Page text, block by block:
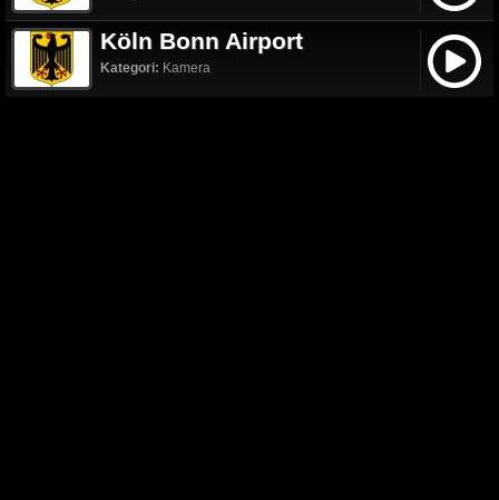
Köln Bonn Airport
Kategori: Kamera